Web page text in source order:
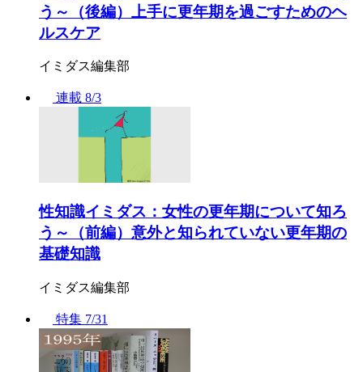
う～（後編）上手に更年期を過ごすためのヘ
ルスケア
イミダス編集部
連載 8/3
性知識イミダス：女性の更年期について知ろ
う～（前編）意外と知られていない更年期の
基礎知識
イミダス編集部
特集 7/31